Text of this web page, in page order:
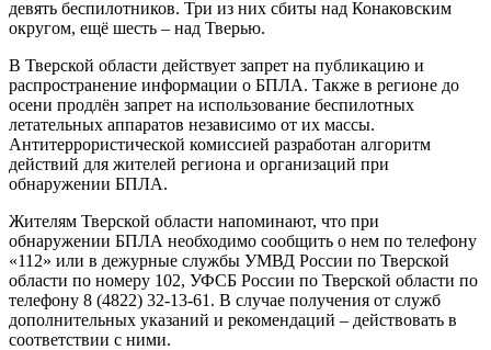
девять беспилотников. Три из них сбиты над Конаковским
округом, ещё шесть – над Тверью.
В Тверской области действует запрет на публикацию и
распространение информации о БПЛА. Также в регионе до
осени продлён запрет на использование беспилотных
летательных аппаратов независимо от их массы.
Антитеррористической комиссией разработан алгоритм
действий для жителей региона и организаций при
обнаружении БПЛА.
Жителям Тверской области напоминают, что при
обнаружении БПЛА необходимо сообщить о нем по телефону
«112» или в дежурные службы УМВД России по Тверской
области по номеру 102, УФСБ России по Тверской области по
телефону 8 (4822) 32-13-61. В случае получения от служб
дополнительных указаний и рекомендаций – действовать в
соответствии с ними.